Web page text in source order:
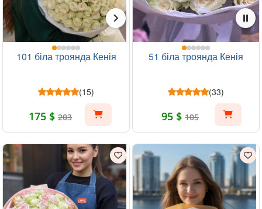
101 біла троянда Кенія
(15)
175 $ 203
51 біла троянда Кенія
(33)
95 $ 105